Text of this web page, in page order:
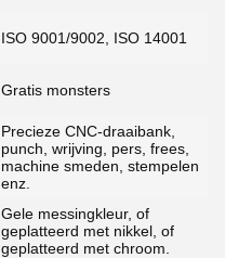
ISO 9001/9002, ISO 14001
Gratis monsters
Precieze CNC-draaibank,
punch, wrijving, pers, frees,
machine smeden, stempelen
enz.
Gele messingkleur, of
geplatteerd met nikkel, of
geplatteerd met chroom.